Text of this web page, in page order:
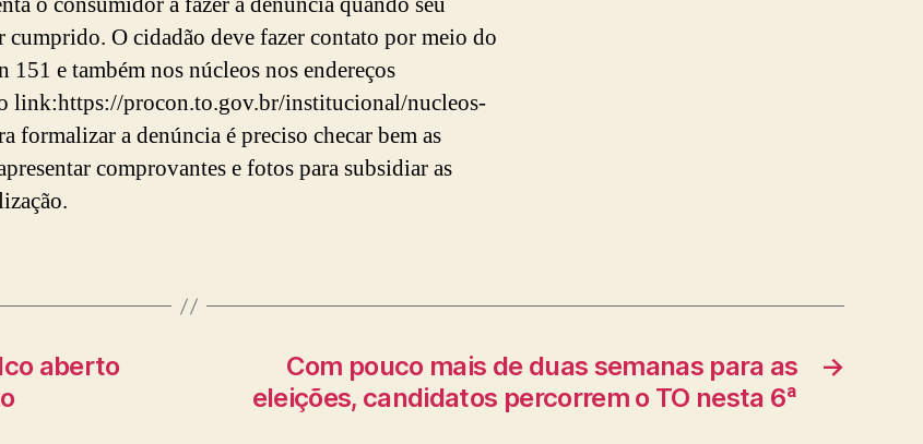
O cidadão deve fazer contato por meio do
151 e também nos núcleos nos endereços
link:https://procon.to.gov.br/institucional/nucleos-
formalizar a denúncia é preciso checar bem as
comprovantes e fotos para subsidiar as
aberto
→
Com pouco mais de duas semanas para as
eleições, candidatos percorrem o TO nesta 6ª